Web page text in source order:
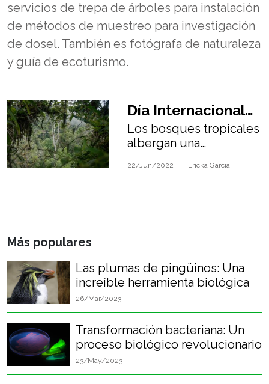
servicios de trepa de árboles para instalación
de métodos de muestreo para investigación
de dosel. También es fotógrafa de naturaleza
y guía de ecoturismo.
Día Internacional
de los Bosques
Tropicales
Los bosques tropicales
albergan una
diversidad biológica y
22/Jun/2022 Ericka García
Más populares
Las plumas de pingüinos: Una
increíble herramienta biológica
26/Mar/2023
Transformación bacteriana: Un
proceso biológico revolucionario
23/May/2023